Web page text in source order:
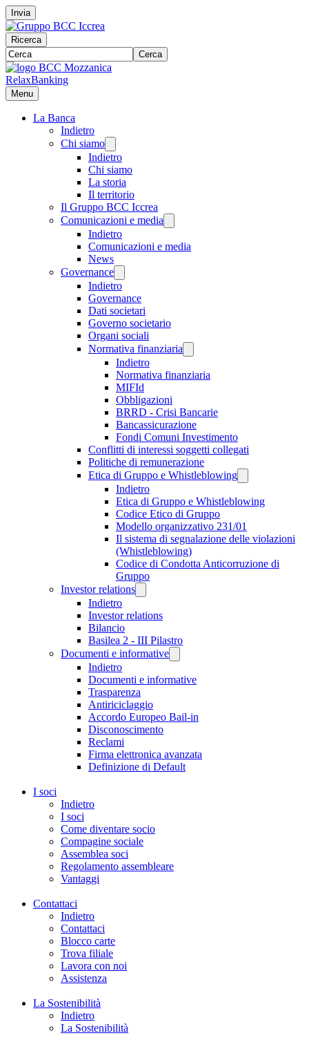
Invia
Ricerca
Cerca
RelaxBanking
Menu
La Banca
Indietro
Chi siamo
Indietro
Chi siamo
La storia
Il territorio
Il Gruppo BCC Iccrea
Comunicazioni e media
Indietro
Comunicazioni e media
News
Governance
Indietro
Governance
Dati societari
Governo societario
Organi sociali
Normativa finanziaria
Indietro
Normativa finanziaria
MIFId
Obbligazioni
BRRD - Crisi Bancarie
Bancassicurazione
Fondi Comuni Investimento
Conflitti di interessi soggetti collegati
Politiche di remunerazione
Etica di Gruppo e Whistleblowing
Indietro
Etica di Gruppo e Whistleblowing
Codice Etico di Gruppo
Modello organizzativo 231/01
Il sistema di segnalazione delle violazioni
(Whistleblowing)
Codice di Condotta Anticorruzione di
Gruppo
Investor relations
Indietro
Investor relations
Bilancio
Basilea 2 - III Pilastro
Documenti e informative
Indietro
Documenti e informative
Trasparenza
Antiriciclaggio
Accordo Europeo Bail-in
Disconoscimento
Reclami
Firma elettronica avanzata
Definizione di Default
I soci
Indietro
I soci
Come diventare socio
Compagine sociale
Assemblea soci
Regolamento assembleare
Vantaggi
Contattaci
Indietro
Contattaci
Blocco carte
Trova filiale
Lavora con noi
Assistenza
La Sostenibilità
Indietro
La Sostenibilità